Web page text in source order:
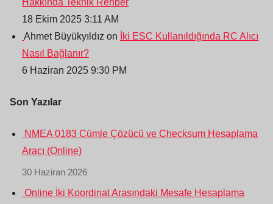
Hakkında Teknik Rehber
18 Ekim 2025 3:11 AM
Ahmet Büyükyıldız on
İki ESC Kullanıldığında RC Alıcı
Nasıl Bağlanır?
6 Haziran 2025 9:30 PM
Son Yazılar
NMEA 0183 Cümle Çözücü ve Checksum Hesaplama
Aracı (Online)
30 Haziran 2026
Online İki Koordinat Arasındaki Mesafe Hesaplama